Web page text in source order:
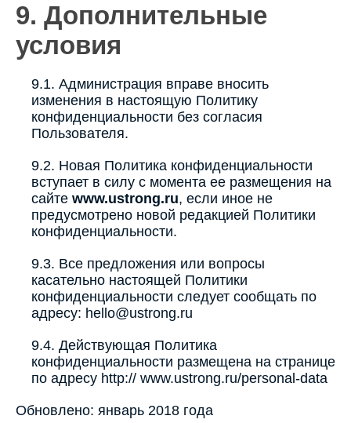
9. Дополнительные
условия
9.1. Администрация вправе вносить
изменения в настоящую Политику
конфиденциальности без согласия
Пользователя.
9.2. Новая Политика конфиденциальности
вступает в силу с момента ее размещения на
сайте www.ustrong.ru, если иное не
предусмотрено новой редакцией Политики
конфиденциальности.
9.3. Все предложения или вопросы
касательно настоящей Политики
конфиденциальности следует сообщать по
адресу: hello@ustrong.ru
9.4. Действующая Политика
конфиденциальности размещена на странице
по адресу http:// www.ustrong.ru/personal-data
Обновлено: январь 2018 года